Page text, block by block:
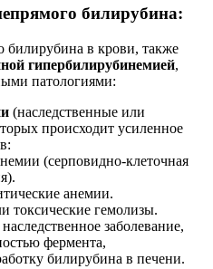
билирубина:
билирубина в крови, также
гипербилирубинемией,
патологиями:
(наследственные или
происходит усиленное
(серповидно-клеточная
анемии.
токсические гемолизы.
заболевание,
фермента,
билирубина в печени.